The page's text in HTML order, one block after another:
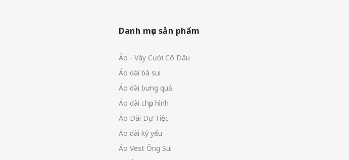
Danh mục sản phẩm
Áo - Váy Cưới Cô Dâu
Áo dài bà sui
Áo dài bưng quả
Áo dài chụp hình
Áo Dài Dự Tiệc
Áo dài kỷ yếu
Áo Vest Ông Sui